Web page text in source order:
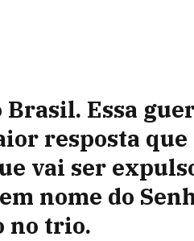
Brasil. Essa
resposta que
vai ser
nome do
no trio.